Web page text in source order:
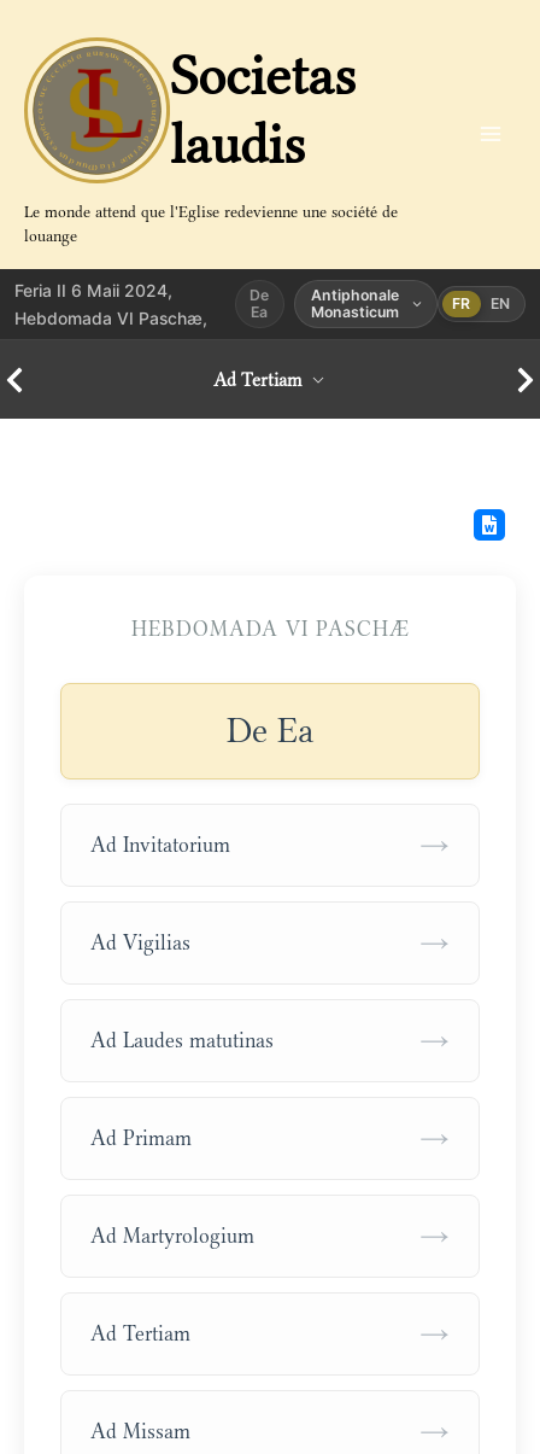
contenu
Societas
laudis
Le monde attend que l'Eglise redevienne une société de
louange
Feria II 6 Maii 2024,
Hebdomada VI Paschæ,
De
Ea
Antiphonale
Monasticum
FR EN
Ad Tertiam
HEBDOMADA VI PASCHÆ
De Ea
Ad Invitatorium →
Ad Vigilias →
Ad Laudes matutinas →
Ad Primam →
Ad Martyrologium →
Ad Tertiam →
Ad Missam →